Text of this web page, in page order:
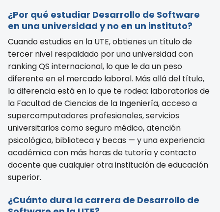
¿Por qué estudiar Desarrollo de Software
en una universidad y no en un instituto?
Cuando estudias en la UTE, obtienes un título de
tercer nivel respaldado por una universidad con
ranking QS internacional, lo que le da un peso
diferente en el mercado laboral. Más allá del título,
la diferencia está en lo que te rodea: laboratorios de
la Facultad de Ciencias de la Ingeniería, acceso a
supercomputadores profesionales, servicios
universitarios como seguro médico, atención
psicológica, biblioteca y becas — y una experiencia
académica con más horas de tutoría y contacto
docente que cualquier otra institución de educación
superior.
¿Cuánto dura la carrera de Desarrollo de